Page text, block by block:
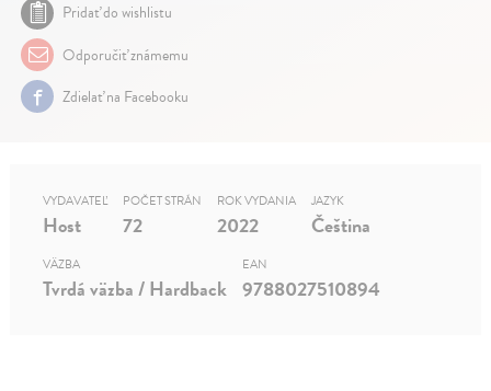
Pridať do wishlistu
Odporučiť známemu
Zdielať na Facebooku
VYDAVATEĽ
Host
POČET STRÁN
72
ROK VYDANIA
2022
JAZYK
Čeština
VÄZBA
Tvrdá väzba / Hardback
EAN
9788027510894